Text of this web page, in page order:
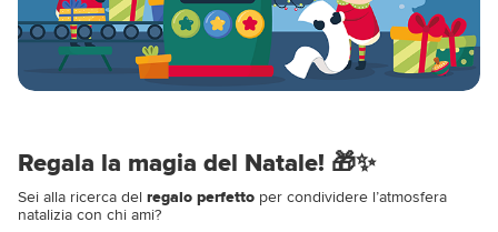
Regala la magia del Natale! 🎁✨
Sei alla ricerca del regalo perfetto per condividere l’atmosfera
natalizia con chi ami?